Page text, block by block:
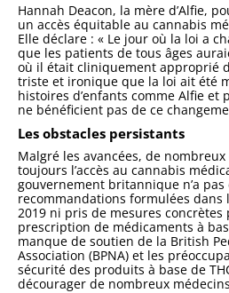
Hannah Deacon, la mère d’Alfie,
un accès équitable au cannabis
Elle déclare : « Le jour où la loi a
que les patients de tous âges
où il était cliniquement approprié
triste et ironique que la loi ait été
histoires d’enfants comme Alfie et
ne bénéficient pas de ce
Les obstacles persistants
Malgré les avancées, de
toujours l’accès au cannabis
gouvernement britannique n’a
recommandations formulées dans
2019 ni pris de mesures
prescription de médicaments à
manque de soutien de la British
Association (BPNA) et les
sécurité des produits à base de
décourager de nombreux